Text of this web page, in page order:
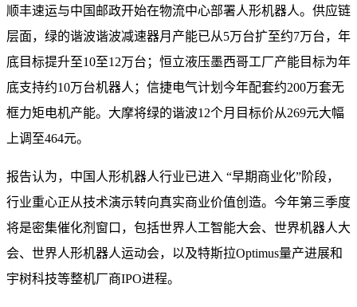
顺丰速运与中国邮政开始在物流中心部署人形机器人。供应链
层面，绿的谐波谐波减速器月产能已从5万台扩至约7万台，年
底目标提升至10至12万台；恒立液压墨西哥工厂产能目标为年
底支持约10万台机器人；信捷电气计划今年配套约200万套无
框力矩电机产能。大摩将绿的谐波12个月目标价从269元大幅
上调至464元。
报告认为，中国人形机器人行业已进入 “早期商业化”阶段，
行业重心正从技术演示转向真实商业价值创造。今年第三季度
将是密集催化剂窗口，包括世界人工智能大会、世界机器人大
会、世界人形机器人运动会，以及特斯拉Optimus量产进展和
宇树科技等整机厂商IPO进程。